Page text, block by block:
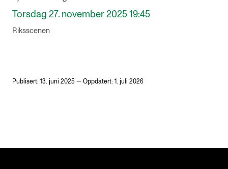
Torsdag 27. november 2025 19:45
Riksscenen
Publisert: 13. juni 2025 — Oppdatert: 1. juli 2026